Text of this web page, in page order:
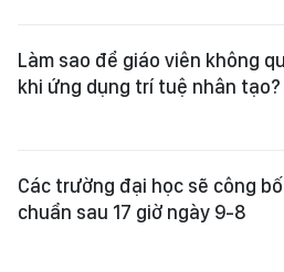
Làm sao để giáo viên không
khi ứng dụng trí tuệ nhân tạo?
Các trường đại học sẽ công
chuẩn sau 17 giờ ngày 9-8